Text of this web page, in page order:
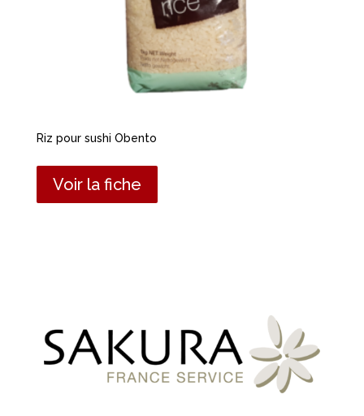
Riz pour sushi Obento
Voir la fiche